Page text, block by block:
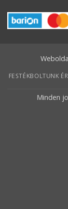
FESTÉKBOLTUNK
Minden